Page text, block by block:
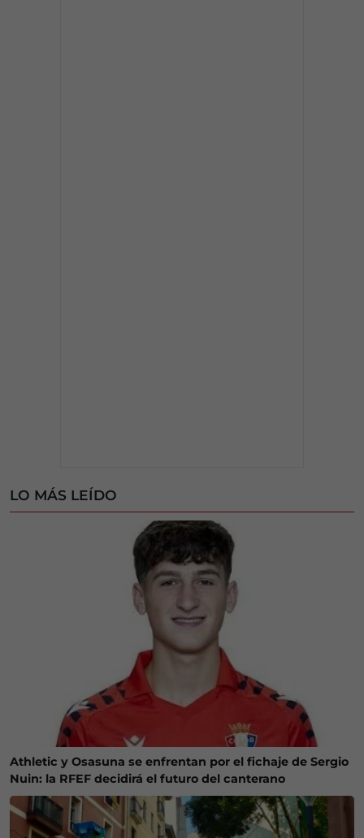
LO MÁS LEÍDO
Athletic y Osasuna se enfrentan por el fichaje de Sergio
Nuin: la RFEF decidirá el futuro del canterano